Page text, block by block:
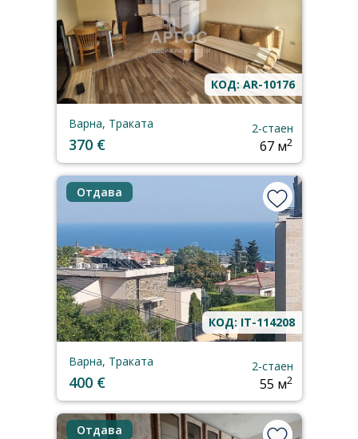
КОД: AR-10176
Варна, Траката
370 €
2-стаен
67 м2
Отдава
КОД: IT-114208
Варна, Траката
400 €
2-стаен
55 м2
Отдава